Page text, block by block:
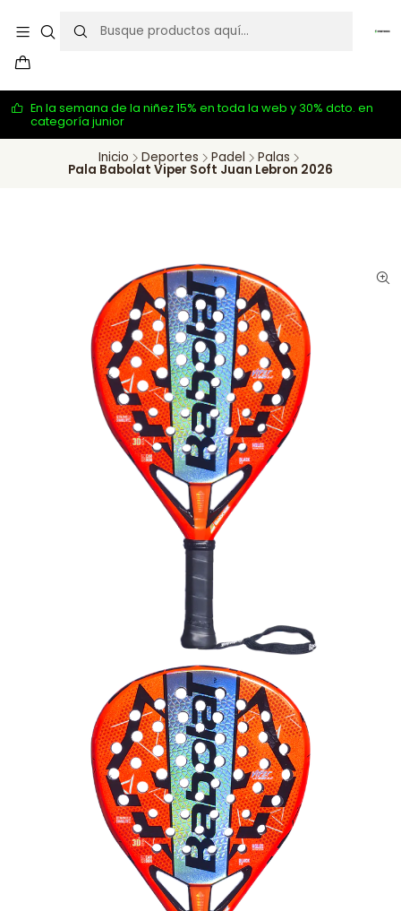
En la semana de la niñez 15% en toda la web y 30% dcto. en
categoría junior
Inicio Deportes Padel Palas
Pala Babolat Viper Soft Juan Lebron 2026